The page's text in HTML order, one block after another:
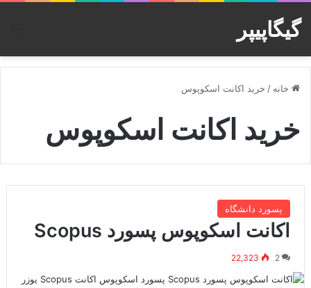
گیگاپیپر
خانه / خرید اکانت اسکوپوس
خرید اکانت اسکوپوس
پسورد دانشگاه
اکانت اسکوپوس پسورد Scopus
2
22,323